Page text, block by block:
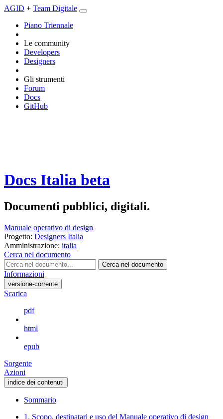
AGID + Team Digitale
Piano Triennale
Le community
Developers
Designers
Gli strumenti
Forum
Docs
GitHub
Docs Italia beta
Documenti pubblici, digitali.
Manuale operativo di design
Progetto: Designers Italia
Amministrazione: italia
Cerca nel documento
Cerca nel documento
Informazioni
versione-corrente
Scarica
pdf
html
epub
Sorgente
Azioni
indice dei contenuti
Sommario
1. Scopo, destinatari e uso del Manuale operativo di design